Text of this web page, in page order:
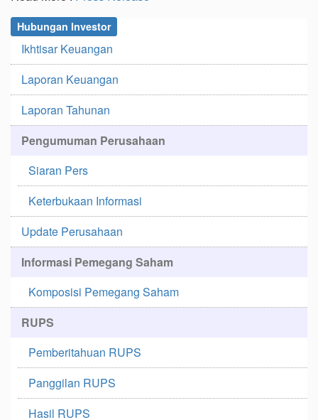
Hubungan Investor
Ikhtisar Keuangan
Laporan Keuangan
Laporan Tahunan
Pengumuman Perusahaan
Siaran Pers
Keterbukaan Informasi
Update Perusahaan
Informasi Pemegang Saham
Komposisi Pemegang Saham
RUPS
Pemberitahuan RUPS
Panggilan RUPS
Hasil RUPS